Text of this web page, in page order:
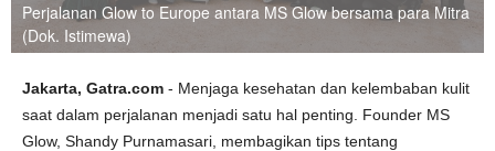
Perjalanan Glow to Europe antara MS Glow bersama para Mitra
(Dok. Istimewa)
Jakarta, Gatra.com - Menjaga kesehatan dan kelembaban kulit
saat dalam perjalanan menjadi satu hal penting. Founder MS
Glow, Shandy Purnamasari, membagikan tips tentang